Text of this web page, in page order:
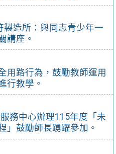
製造所：與同志青少年一
講座。
用路行為，鼓勵教師運用
行教學。
務中心辦理115年度「未
」鼓勵師長踴躍參加。